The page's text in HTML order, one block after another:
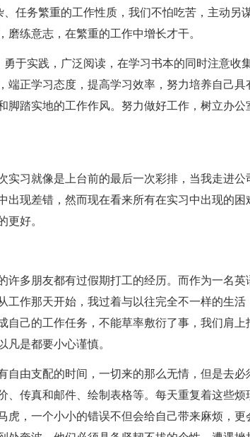
务繁重的工作性质，我们不怕吃苦，主动另谋
练意志，在繁重的工作中增长才干。
实践，广泛阅读，在学习书本的同时注意收
端正学习态度，提高学习效率，努力培养自己具
脚踏实地的工作作风。努力做好工作，树立办公
习就像是上台前的最后一次彩排，当我走进公
出现差错，然而现在看来所有在实习中出现的困
更好。
多朋友都有过假期打工的经历。而作为一名英
工作那天开始，我过着与以往完全不一样的生活
自己的工作任务，不能草率敷衍了事，我们肩上
是都要小心谨慎。
由支配的时间，一切来的那么无情，但是去必
、传真和邮件、绘制表格等。每天重复着这些烦
，一个小小的错误不但会给自己带来麻烦，更